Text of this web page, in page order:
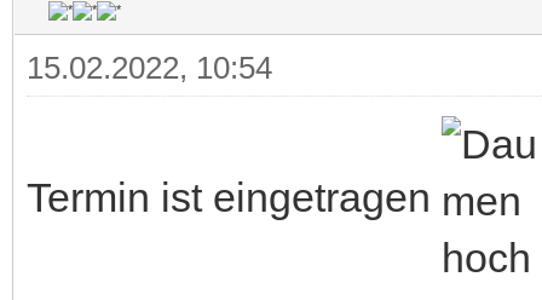
15.02.2022, 10:54
Termin ist eingetragen